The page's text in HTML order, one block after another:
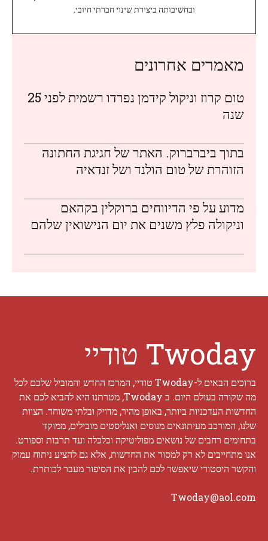
ובחשיבותה ביצירת שינוי חברתי חיובי.
מאמרים אחרונים
טום קרוז וניקול קידמן נפרדו רשמית לפני 25
שנה
בתוך ביברברוק. האתר של חגיגת החתונה
הזוהרת של טום הולנד ושל זנדאיה
מדוע על פי הדיווחים ברוקלין בקהאם
וניקולה פלץ משנים את יום הנישואין שלהם
Twoday טודיי
ברוכים הבאים ל-Twoday טודיי, המרכז החדש והמוביל שלכם לכל
מה שקורה בעולם היום. ב Twoday, מטרתנו היא להביא לכם את
החדשות העדכניות ביותר, באופן מהיר, מדויק ובלתי משוחד. הצוות
שלנו, המורכב מעיתונאים מנוסים ואנליסטים מובילים, ממוקד
בתחומים רחבים של נושאים מפוליטיקה וכלכלה ועד תרבות וספורט.
אנו מתחייבים לא רק למסור את החדשות, אלא גם להציע ניתוח עמוק
והקשר היסטורי שיאפשר לכם להבין את הסיפור מעבר לכותרת.
Twoday@aol.com